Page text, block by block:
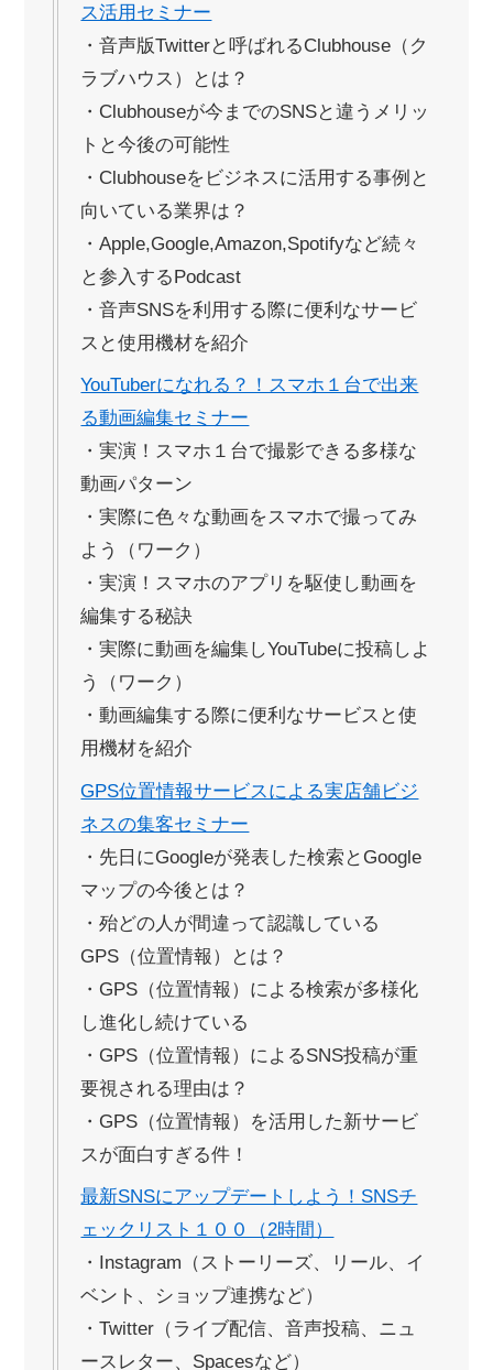
ス活用セミナー
・音声版Twitterと呼ばれるClubhouse（ク
ラブハウス）とは？
・Clubhouseが今までのSNSと違うメリッ
トと今後の可能性
・Clubhouseをビジネスに活用する事例と
向いている業界は？
・Apple,Google,Amazon,Spotifyなど続々
と参入するPodcast
・音声SNSを利用する際に便利なサービ
スと使用機材を紹介
YouTuberになれる？！スマホ１台で出来
る動画編集セミナー
・実演！スマホ１台で撮影できる多様な
動画パターン
・実際に色々な動画をスマホで撮ってみ
よう（ワーク）
・実演！スマホのアプリを駆使し動画を
編集する秘訣
・実際に動画を編集しYouTubeに投稿しよ
う（ワーク）
・動画編集する際に便利なサービスと使
用機材を紹介
GPS位置情報サービスによる実店舗ビジ
ネスの集客セミナー
・先日にGoogleが発表した検索とGoogle
マップの今後とは？
・殆どの人が間違って認識している
GPS（位置情報）とは？
・GPS（位置情報）による検索が多様化
し進化し続けている
・GPS（位置情報）によるSNS投稿が重
要視される理由は？
・GPS（位置情報）を活用した新サービ
スが面白すぎる件！
最新SNSにアップデートしよう！SNSチ
ェックリスト１００（2時間）
・Instagram（ストーリーズ、リール、イ
ベント、ショップ連携など）
・Twitter（ライブ配信、音声投稿、ニュ
ースレター、Spacesなど）